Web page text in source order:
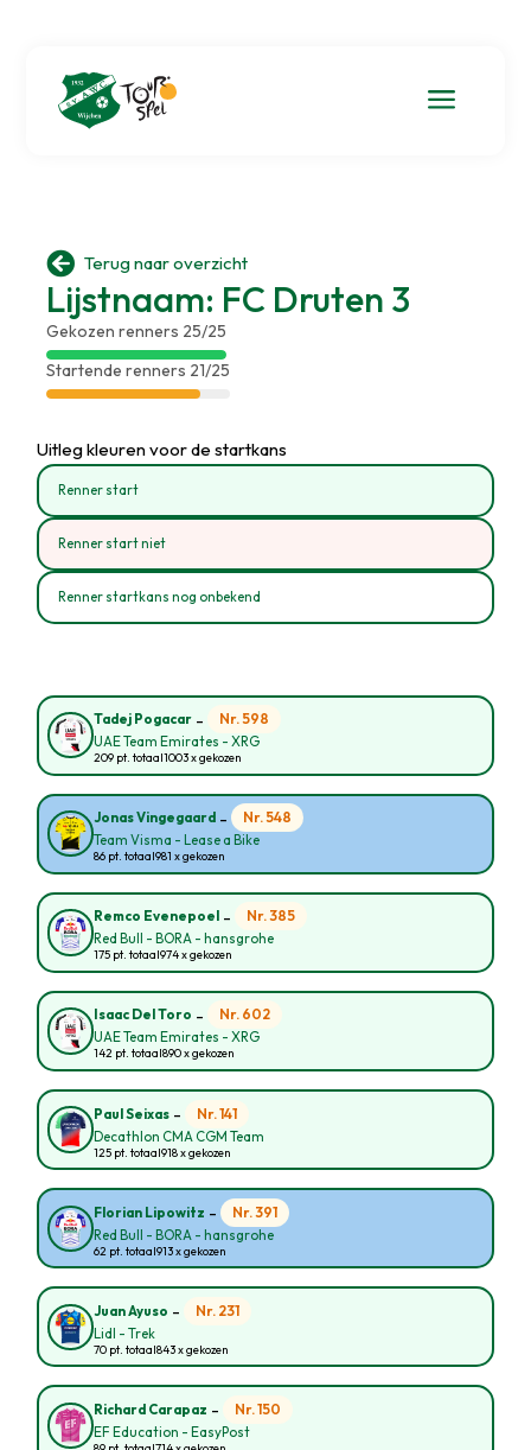
a
 Terug naar overzicht
Lijstnaam: FC Druten 3
Gekozen renners 25/25
Startende renners 21/25
Uitleg kleuren voor de startkans
Renner start
Renner start niet
Renner startkans nog onbekend
Tadej Pogacar - Nr. 598
UAE Team Emirates - XRG
209 pt. totaal1003 x gekozen
Jonas Vingegaard - Nr. 548
Team Visma - Lease a Bike
86 pt. totaal981 x gekozen
Remco Evenepoel - Nr. 385
Red Bull - BORA - hansgrohe
175 pt. totaal974 x gekozen
Isaac Del Toro - Nr. 602
UAE Team Emirates - XRG
142 pt. totaal890 x gekozen
Paul Seixas - Nr. 141
Decathlon CMA CGM Team
125 pt. totaal918 x gekozen
Florian Lipowitz - Nr. 391
Red Bull - BORA - hansgrohe
62 pt. totaal913 x gekozen
Juan Ayuso - Nr. 231
Lidl - Trek
70 pt. totaal843 x gekozen
Richard Carapaz - Nr. 150
EF Education - EasyPost